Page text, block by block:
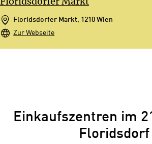
Floridsdorfer Markt, 1210 Wien
Zur Webseite
Einkaufszentren im
Floridsdorf